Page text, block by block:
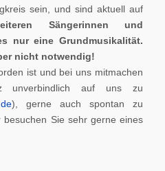
sein, und sind aktuell auf
Sängerinnen und
nur eine Grundmusikalität.
nicht notwendig!
ist und bei uns mitmachen
unverbindlich auf uns zu
), gerne auch spontan zu
besuchen Sie sehr gerne eines